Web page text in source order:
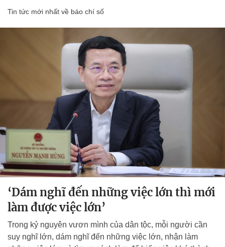
Tin tức mới nhất về báo chí số
‘Dám nghĩ đến những việc lớn thì mới
làm được việc lớn’
Trong kỷ nguyên vươn mình của dân tộc, mỗi người cần
suy nghĩ lớn, dám nghĩ đến những việc lớn, nhận làm